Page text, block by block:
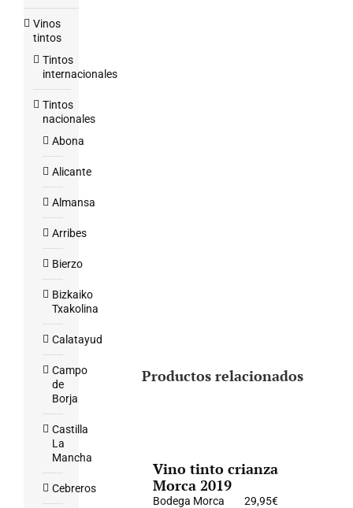
Productos relacionados
Vino tinto crianza
Morca 2019
Bodega Morca 29,95€
Vinos
tintos
Tintos
internacionales
Tintos
nacionales
Abona
Alicante
Almansa
Arribes
Bierzo
Bizkaiko
Txakolina
Calatayud
Campo
de
Borja
Castilla
La
Mancha
Cebreros